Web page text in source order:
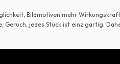
Bildmotiven mehr
Geruch, jedes Stück ist einzigartig.